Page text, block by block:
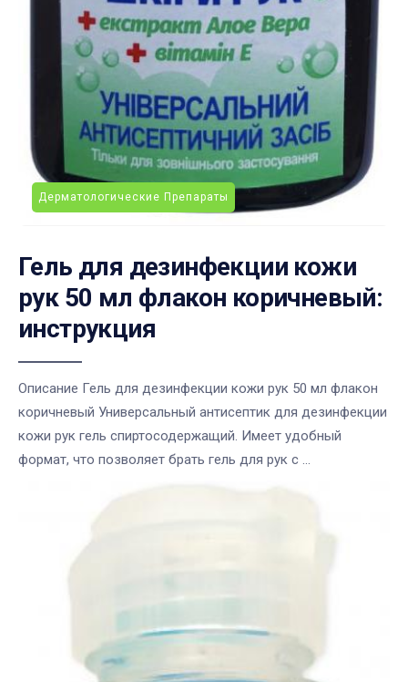
Дерматологические Препараты
Гель для дезинфекции кожи
рук 50 мл флакон коричневый:
инструкция
Описание Гель для дезинфекции кожи рук 50 мл флакон
коричневый Универсальный антисептик для дезинфекции
кожи рук гель спиртосодержащий. Имеет удобный
формат, что позволяет брать гель для рук с ...